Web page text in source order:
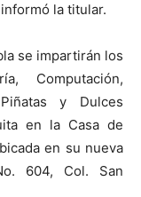
la titular.
se impartirán los
Computación,
y Dulces
en la Casa de
en su nueva
604, Col. San